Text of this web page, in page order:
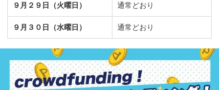
９月２９日（火曜日） 通常どおり
９月３０日（水曜日） 通常どおり